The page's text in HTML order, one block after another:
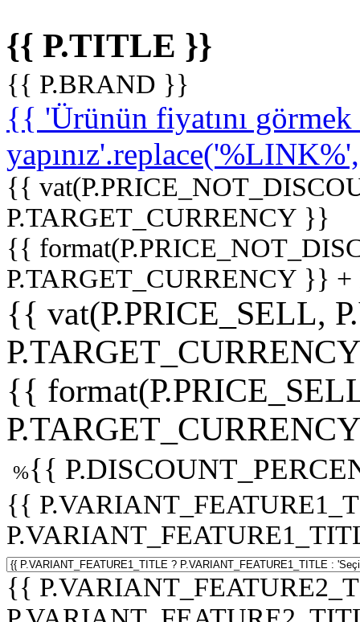
{{ P.TITLE }}
{{ P.BRAND }}
{{ 'Ürünün fiyatını
{{
P.TARGET_CURRENCY }}
{{
P.TARGET_CURRENCY }}
{{ vat(P.PRICE_SELL,
{{
%{{
{{
{{